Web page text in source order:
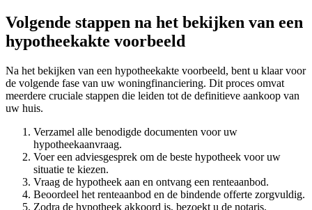
Volgende stappen na het bekijken van een
hypotheekakte voorbeeld
Na het bekijken van een hypotheekakte voorbeeld, bent u klaar voor
de volgende fase van uw woningfinanciering. Dit proces omvat
meerdere cruciale stappen die leiden tot de definitieve aankoop van
uw huis.
Verzamel alle benodigde documenten voor uw
hypotheekaanvraag.
Voer een adviesgesprek om de beste hypotheek voor uw
situatie te kiezen.
Vraag de hypotheek aan en ontvang een renteaanbod.
Beoordeel het renteaanbod en de bindende offerte zorgvuldig.
Zodra de hypotheek akkoord is, bezoekt u de notaris.